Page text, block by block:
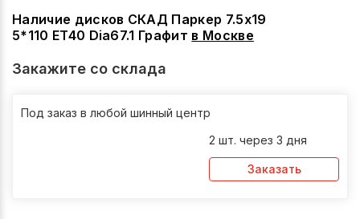
Наличие дисков СКАД Паркер 7.5x19
5*110 ET40 Dia67.1 Графит в Москве
Закажите со склада
Под заказ в любой шинный центр
2 шт. через 3 дня
Заказать